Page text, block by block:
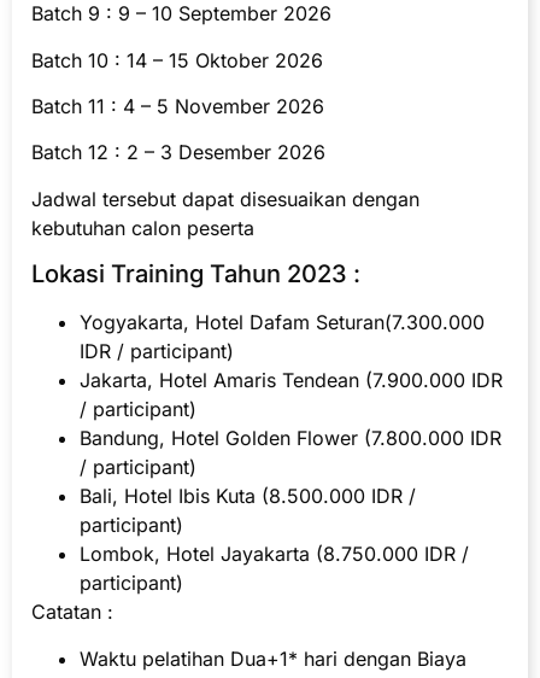
Batch 9 : 9 – 10 September 2026
Batch 10 : 14 – 15 Oktober 2026
Batch 11 : 4 – 5 November 2026
Batch 12 : 2 – 3 Desember 2026
Jadwal tersebut dapat disesuaikan dengan
kebutuhan calon peserta
Lokasi Training Tahun 2023 :
Yogyakarta, Hotel Dafam Seturan(7.300.000
IDR / participant)
Jakarta, Hotel Amaris Tendean (7.900.000 IDR
/ participant)
Bandung, Hotel Golden Flower (7.800.000 IDR
/ participant)
Bali, Hotel Ibis Kuta (8.500.000 IDR /
participant)
Lombok, Hotel Jayakarta (8.750.000 IDR /
participant)
Catatan :
Waktu pelatihan Dua+1* hari dengan Biaya